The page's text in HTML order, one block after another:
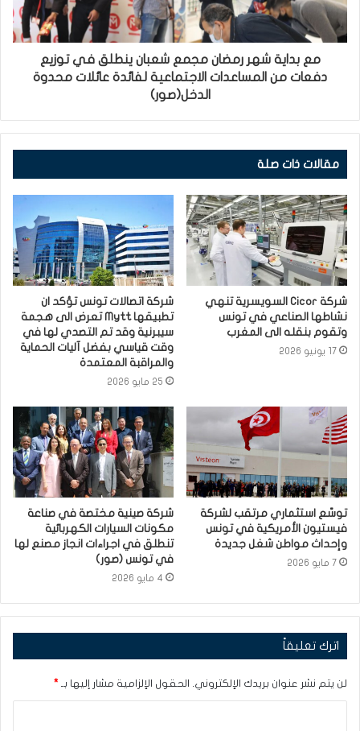
مع بداية شهر رمضان مجمع شعبان ينطلق في توزيع
دفعات من المساعدات الاجتماعية لفائدة عائلات محدوة
الدخل(صور)
مقالات ذات صلة
شركة Cicor السويسرية تنهي
نشاطها الصناعي في تونس
وتقوم بنقله الى المغرب
17 يونيو 2026
شركة اتصالات تونس تؤكد ان
تطبيقها Mytt تعرض الى هجمة
سيبرنية وقد تم التصدي لها في
وقت قياسي بفضل آليات الحماية
والمراقبة المعتمدة
25 مايو 2026
توسّع استثماري مرتقب لشركة
فيستيون الأمريكية في تونس
وإحداث مواطن شغل جديدة
7 مايو 2026
شركة صينية مختصة في صناعة
مكونات السيارات الكهربائية
تنطلق في اجراءات انجاز مصنع لها
في تونس (صور)
4 مايو 2026
اترك تعليقاً
لن يتم نشر عنوان بريدك الإلكتروني. الحقول الإلزامية مشار إليها بـ *